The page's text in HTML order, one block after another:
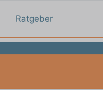
Ratgeber